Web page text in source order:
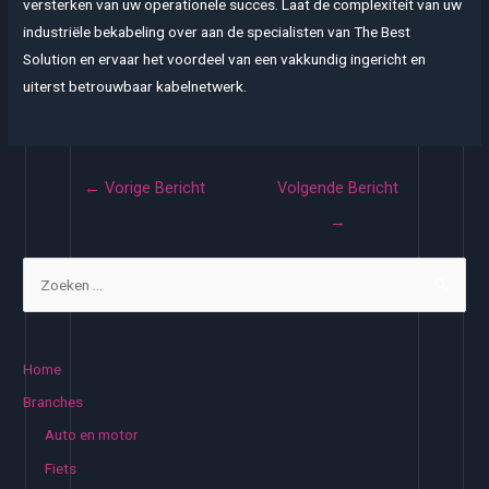
versterken van uw operationele succes. Laat de complexiteit van uw
industriële bekabeling over aan de specialisten van The Best
Solution en ervaar het voordeel van een vakkundig ingericht en
uiterst betrouwbaar kabelnetwerk.
← Vorige Bericht
Volgende Bericht
→
Home
Branches
Auto en motor
Fiets